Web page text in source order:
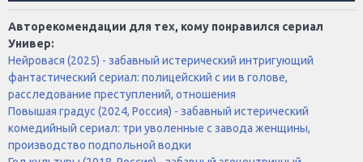
Авторекомендации для тех, кому понравился сериал
Универ:
Нейровася (2025) - забавный истерический интригующий
фантастический сериал: полицейский с ии в голове,
расследование преступлений, отношения
Повышая градус (2024, Россия) - забавный истерический
комедийный сериал: три уволенные с завода женщины,
производство подпольной водки